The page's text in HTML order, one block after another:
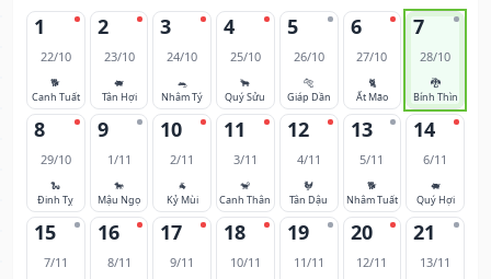
1
22/10
🐕
Canh Tuất
2
23/10
🐖
Tân Hợi
3
24/10
🐀
Nhâm Tý
4
25/10
🐂
Quý Sửu
5
26/10
🐅
Giáp Dần
6
27/10
🐈
Ất Mão
7
28/10
🐉
Bính Thìn
8
29/10
🐍
Đinh Tỵ
9
1/11
🐎
Mậu Ngọ
10
2/11
🐐
Kỷ Mùi
11
3/11
🐒
Canh Thân
12
4/11
🐓
Tân Dậu
13
5/11
🐕
Nhâm Tuất
14
6/11
🐖
Quý Hợi
15
7/11
16
8/11
17
9/11
18
10/11
19
11/11
20
12/11
21
13/11